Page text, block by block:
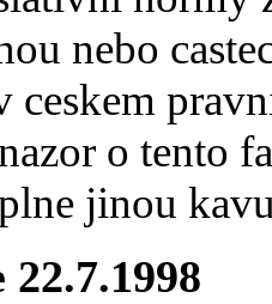
nebo
ceskem
o tento
jinou